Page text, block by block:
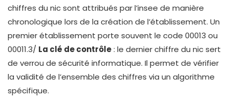
chiffres du nic sont attribués par l’insee de manière
chronologique lors de la création de l’établissement. Un
premier établissement porte souvent le code 00013 ou
00011.3/ La clé de contrôle: le dernier chiffre du nic sert
de verrou de sécurité informatique. Il permet de vérifier
la validité de l’ensemble des chiffres via un algorithme
spécifique.